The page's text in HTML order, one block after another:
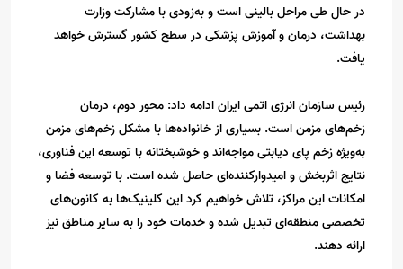
در حال طی مراحل بالینی است و به‌زودی با مشارکت وزارت
بهداشت، درمان و آموزش پزشکی در سطح کشور گسترش خواهد
یافت.
رئیس سازمان انرژی اتمی ایران ادامه داد: محور دوم، درمان
زخم‌های مزمن است. بسیاری از خانواده‌ها با مشکل زخم‌های مزمن
به‌ویژه زخم پای دیابتی مواجه‌اند و خوشبختانه با توسعه این فناوری،
نتایج اثربخش و امیدوارکننده‌ای حاصل شده است. با توسعه فضا و
امکانات این مراکز، تلاش خواهیم کرد این کلینیک‌ها به کانون‌های
تخصصی منطقه‌ای تبدیل شده و خدمات خود را به سایر مناطق نیز
ارائه دهند.